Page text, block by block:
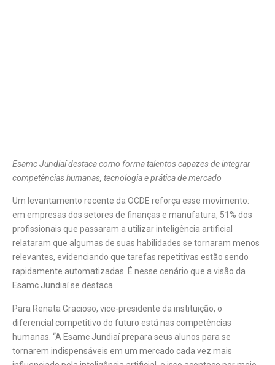
Esamc Jundiaí destaca como forma talentos capazes de integrar
competências humanas, tecnologia e prática de mercado
Um levantamento recente da OCDE reforça esse movimento:
em empresas dos setores de finanças e manufatura, 51% dos
profissionais que passaram a utilizar inteligência artificial
relataram que algumas de suas habilidades se tornaram menos
relevantes, evidenciando que tarefas repetitivas estão sendo
rapidamente automatizadas. É nesse cenário que a visão da
Esamc Jundiaí se destaca.
Para Renata Gracioso, vice-presidente da instituição, o
diferencial competitivo do futuro está nas competências
humanas. “A Esamc Jundiaí prepara seus alunos para se
tornarem indispensáveis em um mercado cada vez mais